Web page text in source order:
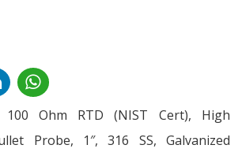
Ohm RTD (NIST Cert), High
Probe, 1″, 316 SS, Galvanized